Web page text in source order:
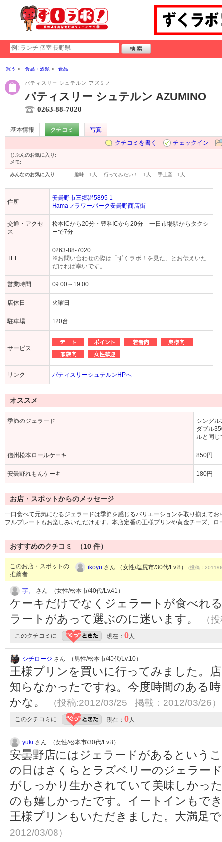
買う 食品・酒類 食品
パティスリー シュテルン アズミノ
パティスリー シュテルン AZUMINO
0263-88-7020
基本情報 クチコミ
写真
クチコミを書く
チェックイン
じぶんのお気に入り:
メモ:
みんなのお気に入り: 趣味… 1人 行ってみたい！… 1人 手土産… 1人
住所
安曇野市三郷温5895-1
Hamaフラワーパーク安曇野商店街
交通・アクセ
ス
松本ICから20分・豊科ICから20分 一日市場駅からタクシ
ーで7分
TEL
0263-88-7020
※お問い合わせの際は「ずくラボ！を見た」とお伝えいた
だければ幸いです。
営業時間 09:00～19:00
店休日 火曜日
駐車場 120台
サービス
リンク パティスリーシュテルンHPへ
オススメ
季節のジェラード
シングル
ダブル
ルと同じ
信州松本ロールケーキ 850円
安曇野れもんケーキ 180円
お店・スポットからのメッセージ
一口食べて元気になるジェラードは季節を感じるバリエーションを取り揃えて
フルプレートもお楽しみいただけます。本店定番の王様プリンや黄金チーズ、ロ
おすすめのクチコミ （10 件）
このお店・スポットの
推薦者
ikoyu さん （女性/塩尻市/30代/Lv.8） (投稿：2011/
芋。 さん （女性/松本市/40代/Lv.41）
ケーキだけでなくジェラートが食べれ
ラートがあって選ぶのに迷います。
（
このクチコミに 現在： 0人
シチロージ さん （男性/松本市/40代/Lv.10）
王様プリンを買いに行ってみました。
知らなかったですね。今度時間のある
かな。
（投稿:2012/03/25 掲載：2012/03/26）
このクチコミに 現在： 0人
yuki さん （女性/松本市/30代/Lv.8）
安曇野店にはジェラードがあるという
の日はさくらとラズベリーのジェラー
がしっかり生かされていて美味しかっ
のも嬉しかったです。イートインもで
王様プリンもいただきました。大満足
2012/03/08）